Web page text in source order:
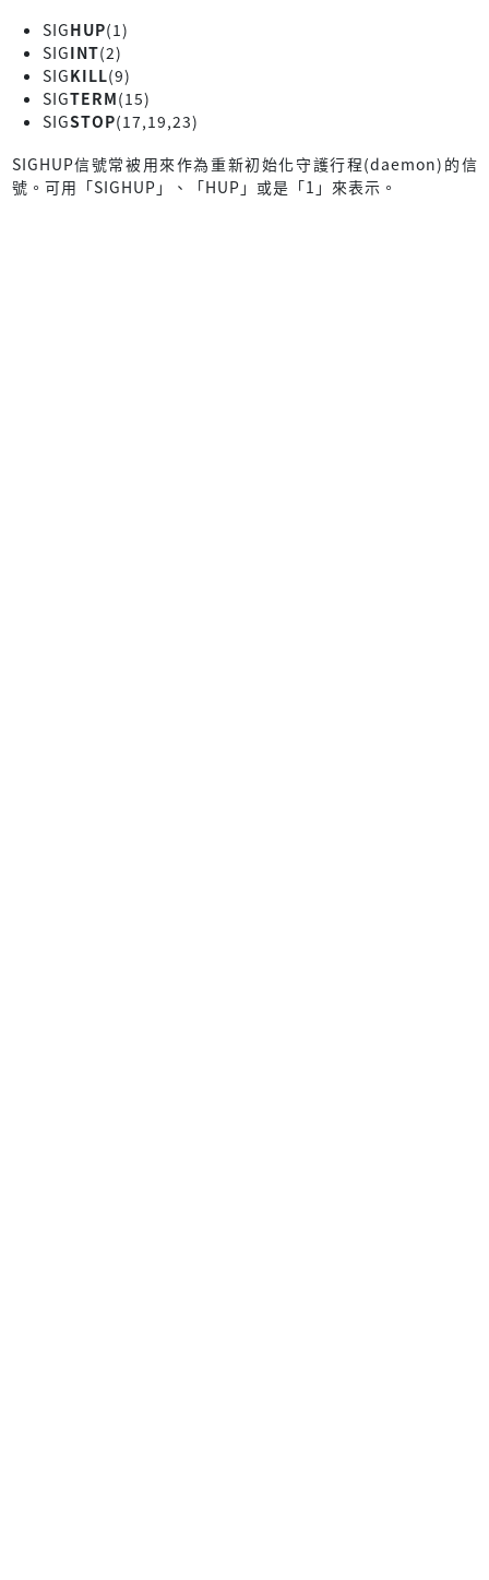
SIGHUP(1)
SIGINT(2)
SIGKILL(9)
SIGTERM(15)
SIGSTOP(17,19,23)
SIGHUP信號常被用來作為重新初始化守護行程(daemon)的信
號。可用「SIGHUP」、「HUP」或是「1」來表示。